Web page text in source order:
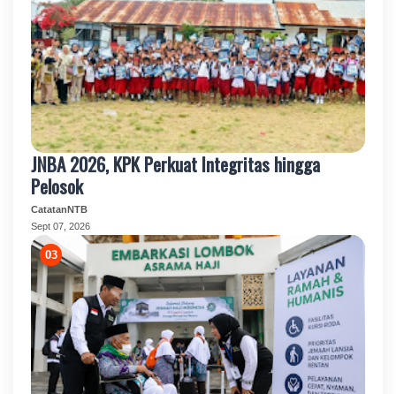
JNBA 2026, KPK Perkuat Integritas hingga
Pelosok
CatatanNTB
Sept 07, 2026